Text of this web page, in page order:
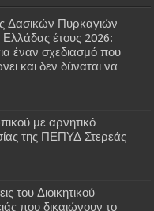
Δασικών Πυρκαγιών
Ελλάδας έτους 2026:
έναν σχεδιασμό που
και δεν δύναται να
με αρνητικό
της ΠΕΠΥΔ Στερεάς
του Διοικητικού
που δικαιώνουν το